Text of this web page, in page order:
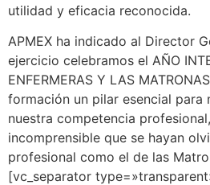
utilidad y eficacia reconocida.
APMEX ha indicado al Director
ejercicio celebramos el AÑO
ENFERMERAS Y LAS
formación un pilar esencial para
nuestra competencia
incomprensible que se hayan
profesional como el de las
[vc_separator